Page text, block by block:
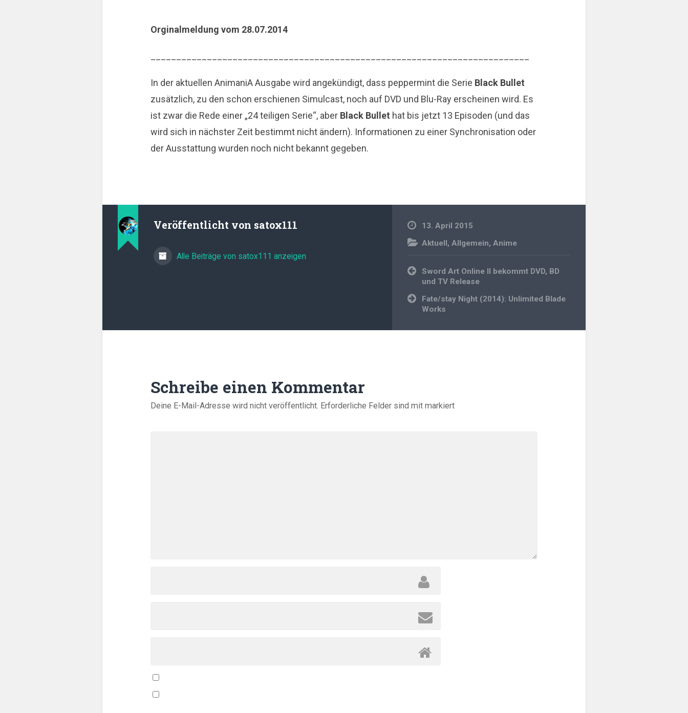
Orginalmeldung vom 28.07.2014
In der aktuellen AnimaniA Ausgabe wird angekündigt, dass peppermint die Serie Black Bullet
zusätzlich, zu den schon erschienen Simulcast, noch auf DVD und Blu-Ray erscheinen wird. Es
ist zwar die Rede einer „24 teiligen Serie“, aber Black Bullet hat bis jetzt 13 Episoden (und das
wird sich in nächster Zeit bestimmt nicht ändern). Informationen zu einer Synchronisation oder
der Ausstattung wurden noch nicht bekannt gegeben.
Veröffentlicht von satox111
Alle Beiträge von satox111 anzeigen
13. April 2015
Aktuell,Allgemein,Anime
Beitragsnavigation
Sword Art Online II bekommt DVD, BD
und TV Release
Fate/stay Night (2014): Unlimited Blade
Works
Schreibe einen Kommentar
Deine E-Mail-Adresse wird nicht veröffentlicht. Erforderliche Felder sind mitmarkiert